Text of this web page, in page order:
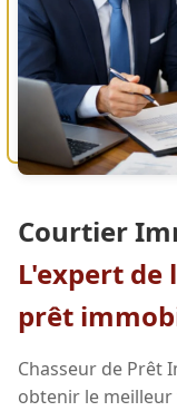
Courtier
L'expert
prêt
Chasseur de Prêt
obtenir le